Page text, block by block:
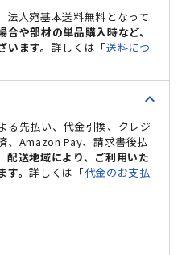
法人宛基本送料無料となって
合や部材の単品購入時など、
ます。 詳しくは「送料につ
expand_less
る先払い、代金引換、クレジ
、Amazon Pay、請求書後払
配送地域により、ご利用いた
す。詳しくは「代金のお支払